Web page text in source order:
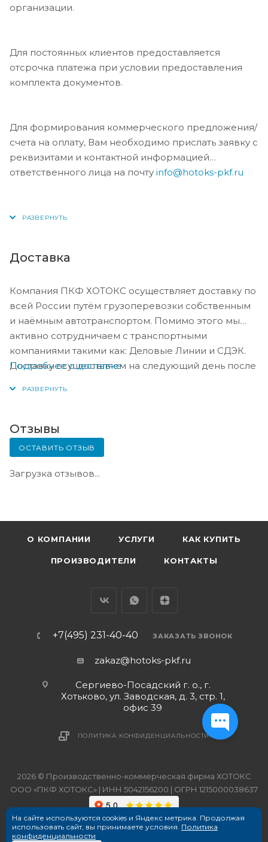
организации.
Для постоянных клиентов предоставляется
отсрочка платежа при условии предоставления
комплекта документов.
Для формирования коммерческого предложения/
счета на оплату, Вам необходимо прислать заявку с
реквизитами и контактной информацией
ответственного лица на почту info@hotoks-pkf.ru
Доставка
Компания ПКФ ХОТОКС осуществляет доставку по
всей России путём грузоперевозки собственным
и наёмным автотранспортом. Помимо этого мы
активно сотрудничаем с транспортными
компаниями такими как: Деловые Линии и СДЭК.
Доставку осуществляем на следующий день после
Подробнее о доставке
Отзывы
ОСТАВИТЬ ОТЗЫВ
Загрузка отзывов...
О КОМПАНИИ УСЛУГИ КАК КУПИТЬ
ПРОИЗВОДИТЕЛИ КОНТАКТЫ
+7(495) 231-40-40 ЗАКАЗАТЬ ЗВОНОК
zakaz@hotoks-pkf.ru
Сергиево-Посадский г. о., г.
Хотьково, ул. Заводская, д. 3, стр. 1,
офис 39
ПОЛИТИКА КОНФИДЕНЦИАЛЬНОСТИ
2026 © Производственно-коммерческая фирма ХОТОКС
ООО «ПКФ ХОТОКС» | ИНН 5042156200 | ОГРН 1215000038637
На сайте используются cookies и Яндекс метрика. Продолжая
использовать сайт, вы принимаете условия. Политика
конфиденциальности